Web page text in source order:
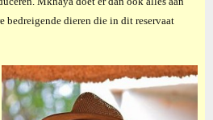
bedreigende dieren die in dit reservaat